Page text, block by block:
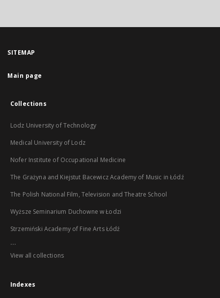
SITEMAP
Main page
Collections
Lodz University of Technology
Medical University of Lodz
Nofer Institute of Occupational Medicine
The Grażyna and Kiejstut Bacewicz Academy of Music in Łódź
The Polish National Film, Television and Theatre School
Wyższe Seminarium Duchowne w Łodzi
Strzemiński Academy of Fine Arts Łódź
...
View all collections
Indexes